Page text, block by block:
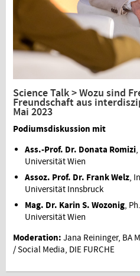
Science Talk > Wozu sind
Freundschaft aus
Mai 2023
Podiumsdiskussion mit
Ass.-Prof. Dr. Donata Romizi
Universität Wien
Assoz. Prof. Dr. Frank Welz,
Universität Innsbruck
Mag. Dr. Karin S. Wozonig,
Universität Wien
Moderation: Jana Reininger, BA
/ Social Media, DIE FURCHE